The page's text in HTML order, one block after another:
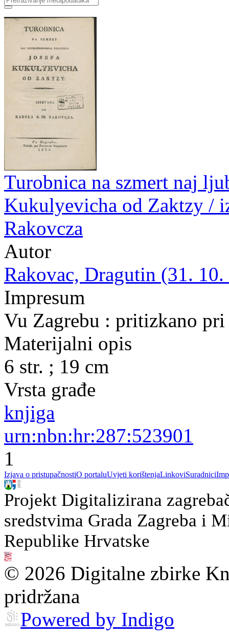
Turobnica na szmert naj
Kukulyevicha od Zaktzy /
Rakovcza
Autor
Rakovac, Dragutin (31.
Impresum
Vu Zagrebu : pritizkano
Materijalni opis
6 str. ; 19 cm
Vrsta građe
knjiga
urn:nbn:hr:287:523901
1
Izjava o pristupačnostiO portaluUvjeti korištenjaLinkoviSuradnici
Projekt Digitalizirana
sredstvima Grada Zagreba i
Republike Hrvatske
© 2026 Digitalne zbirke
pridržana
Powered by Indigo